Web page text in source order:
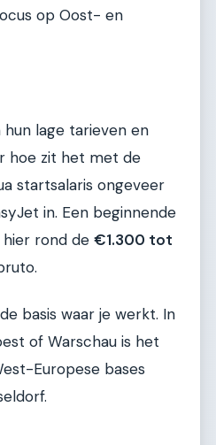
op Oost- en
lage tarieven en
hoe zit het met de
startsalaris ongeveer
in. Een beginnende
rond de €1.300 tot
basis waar je werkt. In
of Warschau is het
Europese bases